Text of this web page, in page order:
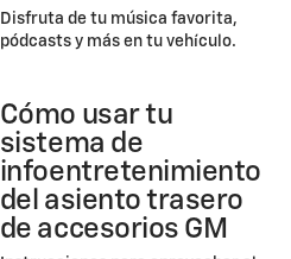
Disfruta de tu música favorita,
pódcasts y más en tu vehículo.
Cómo usar tu
sistema de
infoentretenimiento
del asiento trasero
de accesorios GM